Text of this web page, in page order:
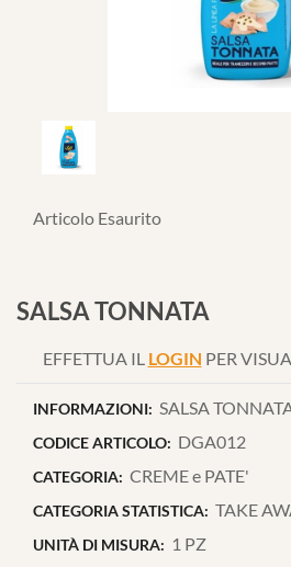
Articolo Esaurito
SALSA TONNATA
EFFETTUA IL LOGIN PER
INFORMAZIONI: SALSA
CODICE ARTICOLO: DGA012
CATEGORIA: CREME e PATE'
CATEGORIA STATISTICA: TAKE
UNITÀ DI MISURA: 1 PZ